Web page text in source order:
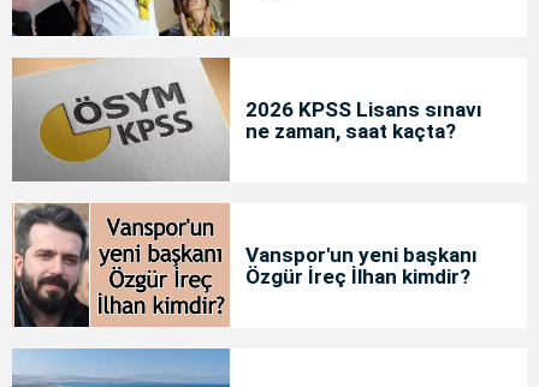
2026 KPSS Lisans sınavı
ne zaman, saat kaçta?
Vanspor'un yeni başkanı
Özgür İreç İlhan kimdir?